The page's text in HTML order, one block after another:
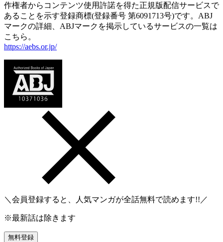
作権者からコンテンツ使用許諾を得た正規版配信サービスで
あることを示す登録商標(登録番号 第6091713号)です。ABJ
マークの詳細、ABJマークを掲示しているサービスの一覧は
こちら。
https://aebs.or.jp/
＼会員登録すると、人気マンガが全話無料で読めます!!／
※最新話は除きます
無料登録